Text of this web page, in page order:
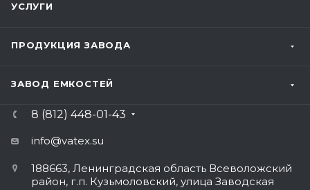
УСЛУГИ
ПРОДУКЦИЯ ЗАВОДА
ЗАВОД ЕМКОСТЕЙ
8 (812) 448-01-43
info@vatex.su
188663, Ленинградская область Всеволожский
район, г.п. Кузьмоловский, улица Заводская